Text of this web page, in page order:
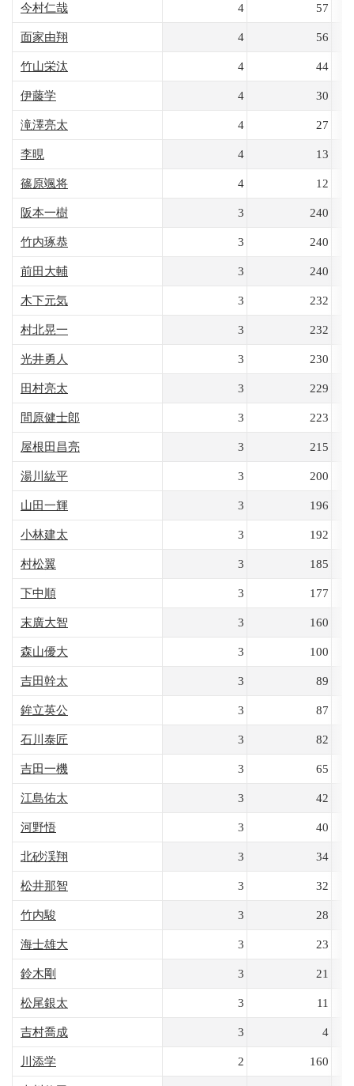
今村仁哉 4 57
面家由翔 4 56
竹山栄汰 4 44
伊藤学 4 30
滝澤亮太 4 27
李晛 4 13
篠原颯将 4 12
阪本一樹 3 240
竹内琢恭 3 240
前田大輔 3 240
木下元気 3 232
村北晃一 3 232
光井勇人 3 230
田村亮太 3 229
間原健士郎 3 223
屋根田昌亮 3 215
湯川紘平 3 200
山田一輝 3 196
小林建太 3 192
村松翼 3 185
下中順 3 177
末廣大智 3 160
森山優大 3 100
吉田幹太 3 89
鉾立英公 3 87
石川泰匠 3 82
吉田一機 3 65
江島佑太 3 42
河野悟 3 40
北砂渓翔 3 34
松井那智 3 32
竹内駿 3 28
海士雄大 3 23
鈴木剛 3 21
松尾銀太 3 11
吉村喬成 3 4
川添学 2 160